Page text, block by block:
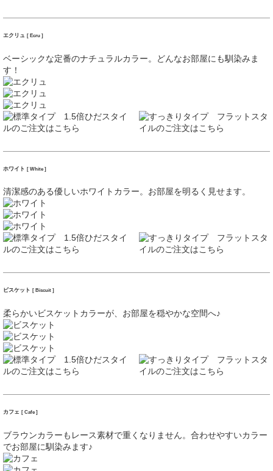
エクリュ [ Ecru ]
ベーシックな定番のナチュラルカラー。どんなお部屋にも馴染みま
す！
ホワイト [ White ]
清潔感のある優しいホワイトカラー。お部屋を明るく見せます。
ビスケット [ Biscuit ]
柔らかいビスケットカラーが、お部屋を穏やかな空間へ♪
カフェ [ Cafe ]
ブラウンカラーもレース素材で重くなりません。合わせやすいカラー
でお部屋に馴染みます♪